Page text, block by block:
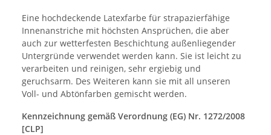
Eine hochdeckende Latexfarbe für strapazierfähige
Innenanstriche mit höchsten Ansprüchen, die aber
auch zur wetterfesten Beschichtung außenliegender
Untergründe verwendet werden kann. Sie ist leicht zu
verarbeiten und reinigen, sehr ergiebig und
geruchsarm. Des Weiteren kann sie mit all unseren
Voll- und Abtönfarben gemischt werden.
Kennzeichnung gemäß Verordnung (EG) Nr. 1272/2008
[CLP]